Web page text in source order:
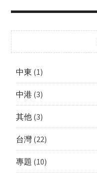
中東 (1)
中港 (3)
其他(3)
台灣(22)
專題 (10)